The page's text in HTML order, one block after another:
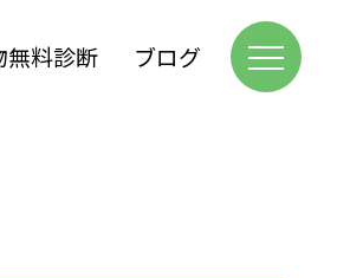
無料診断 ブログ